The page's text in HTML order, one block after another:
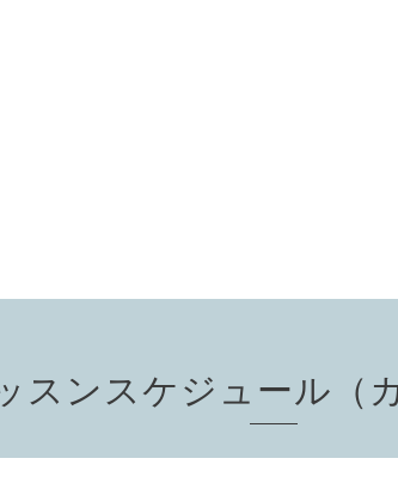
スンスケジュール（